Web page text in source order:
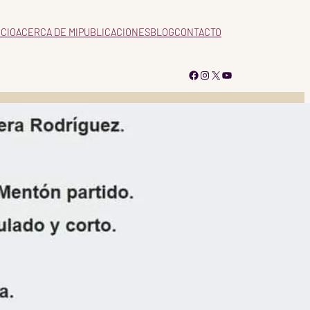
ACERCA DE MIPUBLICACIONESBLOGCONTACTO
Facebook
Instagram
X YouTube